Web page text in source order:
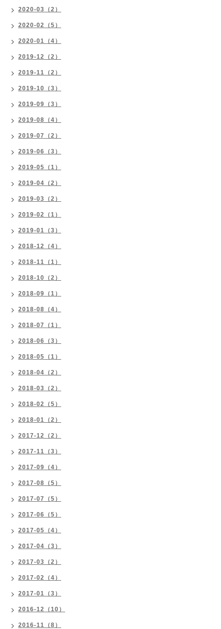
2020-03（2）
2020-02（5）
2020-01（4）
2019-12（2）
2019-11（2）
2019-10（3）
2019-09（3）
2019-08（4）
2019-07（2）
2019-06（3）
2019-05（1）
2019-04（2）
2019-03（2）
2019-02（1）
2019-01（3）
2018-12（4）
2018-11（1）
2018-10（2）
2018-09（1）
2018-08（4）
2018-07（1）
2018-06（3）
2018-05（1）
2018-04（2）
2018-03（2）
2018-02（5）
2018-01（2）
2017-12（2）
2017-11（3）
2017-09（4）
2017-08（5）
2017-07（5）
2017-06（5）
2017-05（4）
2017-04（3）
2017-03（2）
2017-02（4）
2017-01（3）
2016-12（10）
2016-11（8）